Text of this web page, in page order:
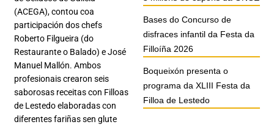
(ACEGA), contou coa
participación dos chefs
Roberto Filgueira (do
Restaurante o Balado) e José
Manuel Mallón. Ambos
profesionais crearon seis
saborosas receitas con Filloas
de Lestedo elaboradas con
diferentes fariñas sen glute
Bases do Concurso de
disfraces infantil da Festa da
Filloíña 2026
Boqueixón presenta o
programa da XLIII Festa da
Filloa de Lestedo